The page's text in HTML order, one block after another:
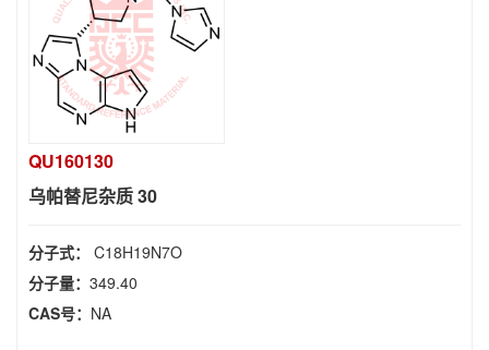
QU160130
乌帕替尼杂质 30
分子式： C18H19N7O
分子量： 349.40
CAS号： NA